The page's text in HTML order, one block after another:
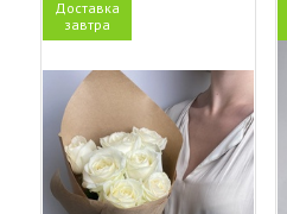
Доставка
завтра